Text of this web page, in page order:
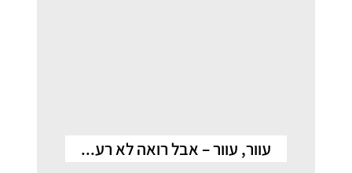
עוור, עוור – אבל רואה לא רע...